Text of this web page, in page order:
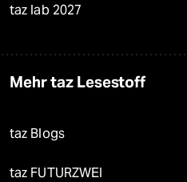
taz lab 2027
Mehr taz Lesestoff
taz Blogs
taz FUTURZWEI